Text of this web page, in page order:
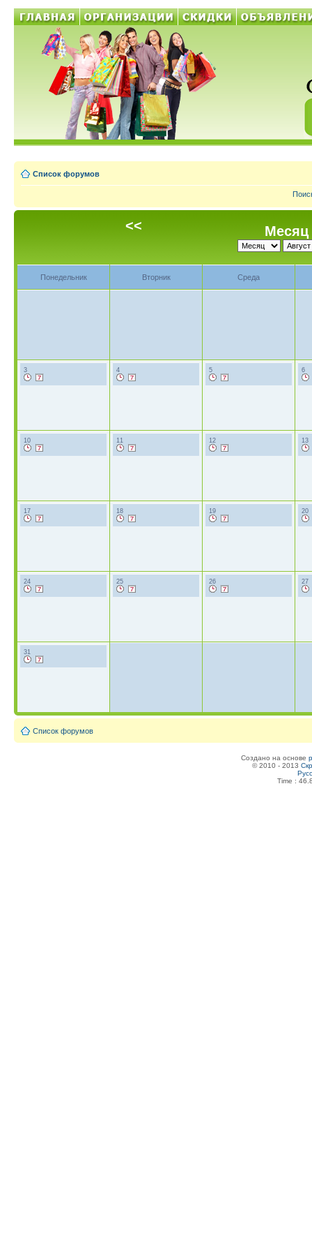
Список форумов
<< Месяц
Понедельник Вторник Среда
3 4 5 6
10 11 12 13
17 18 19 20
24 25 26 27
31
Список форумов
Создано на основе
© 2010 - 2013
Time :